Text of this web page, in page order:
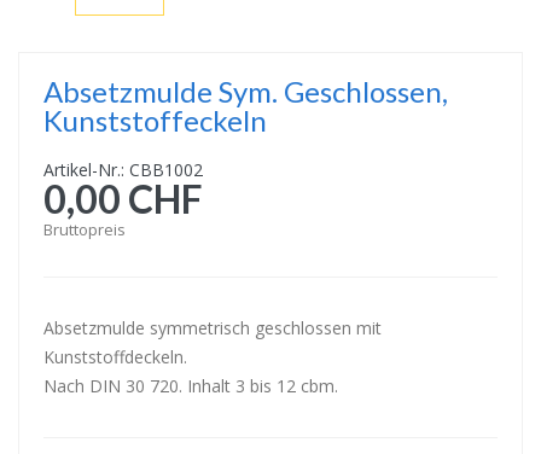
Absetzmulde Sym. Geschlossen,
Kunststoffeckeln
Artikel-Nr.: CBB1002
0,00 CHF
Bruttopreis
Absetzmulde symmetrisch geschlossen mit
Kunststoffdeckeln.
Nach DIN 30 720. Inhalt 3 bis 12 cbm.